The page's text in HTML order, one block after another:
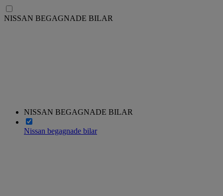
NISSAN BEGAGNADE BILAR
NISSAN BEGAGNADE BILAR
Nissan begagnade bilar